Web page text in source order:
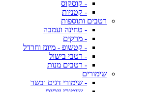
- קוסקוס
- קטניות
רטבים ותוספות
- טחינה ועמבה
- מרקים
- קטשופ - מיונז וחרדל
- רטבי בישול
- רטבים מנות
שימורים
- שימורי דגים ובשר